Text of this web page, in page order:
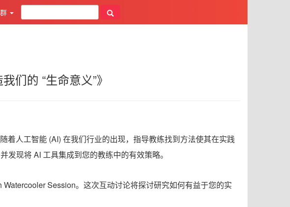
们的 “生命意义”》
人工智能 (AI) 在我们行业的出现，指导教练找到方法使其在实践
现将 AI 工具集成到您的教练中的有效策略。
Session。这次互动讨论将探讨研究如何有益于您的实